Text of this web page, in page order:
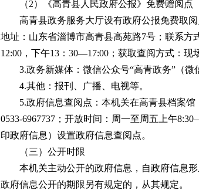
（2）《高青县人民政府公报》免费赠阅点
高青县政务服务大厅设有政府公报免费取
地址：山东省淄博市高青县高苑路7号；联系方
12:00，下午13：30—17:00；获取查阅方式：现
3.政务新媒体：微信公众号“高青政务”（微
4.其他：报刊、广播、电视等。
5.政府信息查阅点：本机关在高青县档案
0533-6967737；开放时间：周一至周五上午
印政府信息）设置政府信息查阅点。
（三）公开时限
本机关主动公开的政府信息，自政府信息
政府信息公开的期限另有规定的，从其规定。